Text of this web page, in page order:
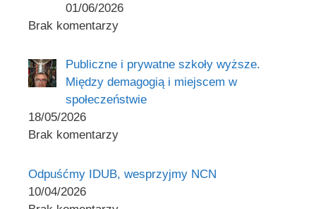
01/06/2026
Brak komentarzy
Publiczne i prywatne szkoły wyższe.
Między demagogią i miejscem w
społeczeństwie
18/05/2026
Brak komentarzy
Odpuśćmy IDUB, wesprzyjmy NCN
10/04/2026